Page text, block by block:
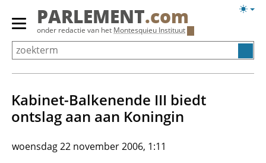
Overslaan
Primair
menu
tonen/verbergen
PARLEMENT.com
onder redactie van het Montesquieu Instituut
Kabinet-Balkenende III biedt
ontslag aan aan Koningin
woensdag 22 november 2006, 1:11